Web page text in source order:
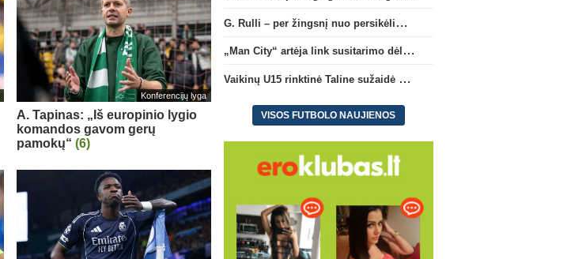
Konferencijų lyga
A. Tapinas: „Iš europinio lygio
komandos gavom gerų
pamokų“ (6)
G. Rulli – per žingsnį nuo persikėlimo į „Manchester City“ klubą
„Man City“ artėja link susitarimo dėl marokiečio A. Bouaddi persikėlimo
Vaikinų U15 rinktinė Taline sužaidė pirmąsias kontrolines rungtynes
VISOS FUTBOLO NAUJIENOS